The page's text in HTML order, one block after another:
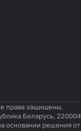
права защищены.
Беларусь, 220004
основании решения от